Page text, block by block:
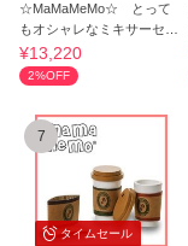
☆MaMaMeMo☆ とって
もオシャレなミキサーセッ
ト おままごと♪
¥13,220
2%OFF
タイムセール
7